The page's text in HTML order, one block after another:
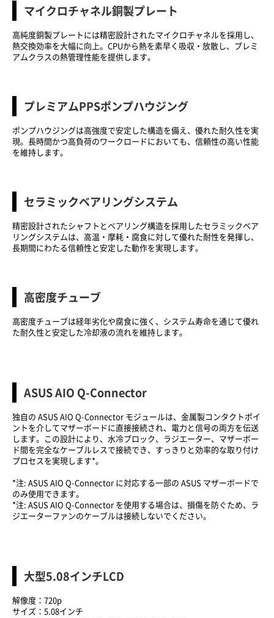
マイクロチャネル銅製プレート
高純度銅製プレートには精密設計されたマイクロチャネルを採用し、
熱交換効率を大幅に向上。CPUから熱を素早く吸収・放散し、プレミ
アムクラスの熱管理性能を提供します。
プレミアムPPSポンプハウジング
ポンプハウジングは高強度で安定した構造を備え、優れた耐久性を実
現。長時間かつ高負荷のワークロードにおいても、信頼性の高い性能
を維持します。
セラミックベアリングシステム
精密設計されたシャフトとベアリング構造を採用したセラミックベア
リングシステムは、高温・摩耗・腐食に対して優れた耐性を発揮し、
長期間にわたる信頼性と安定した動作を実現します。
​高密度チューブ
高密度チューブは経年劣化や腐食に強く、システム寿命を通じて優れ
た耐久性と安定した冷却液の流れを維持します。
ASUS AIO Q-Connector
独自の ASUS AIO Q-Connector モジュールは、金属製コンタクトポイ
ントを介してマザーボードに直接接続され、電力と信号の両方を伝送
します。この設計により、水冷ブロック、ラジエーター、マザーボー
ド間を完全なケーブルレスで接続でき、すっきりと効率的な取り付け
プロセスを実現します*。
*注: ASUS AIO Q-Connector に対応する一部の ASUS マザーボードで
のみ使用できます。
*注: ASUS AIO Q-Connector を使用する場合は、損傷を防ぐため、ラ
ジエーターファンのケーブルは接続しないでください。
大型5.08インチLCD
解像度：720p
サイズ：5.08インチ